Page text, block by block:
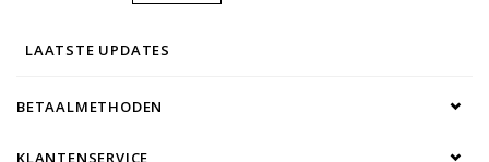
LAATSTE UPDATES
BETAALMETHODEN
KLANTENSERVICE